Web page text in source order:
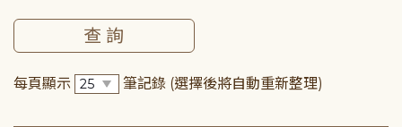
每頁顯示 筆記錄 (選擇後將自動重新整理)